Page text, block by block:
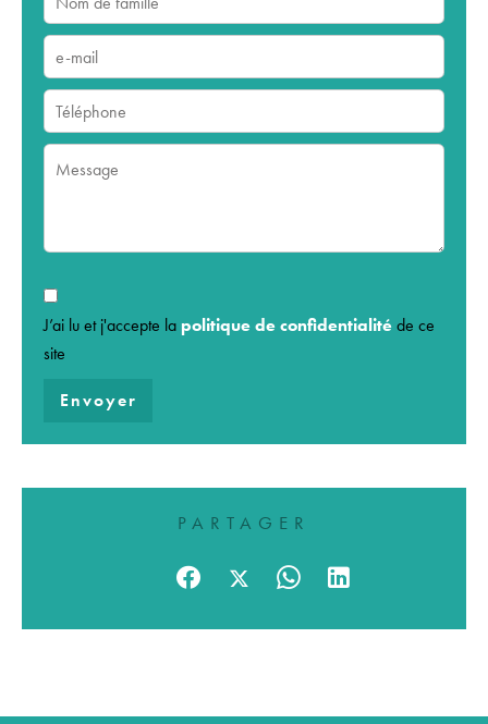
J’ai lu et j'accepte la politique de confidentialité de ce
site
Envoyer
PARTAGER